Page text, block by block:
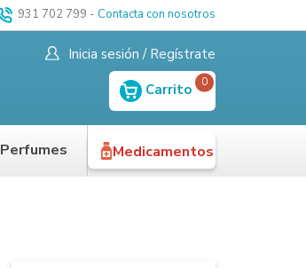
931 702 799 - Contacta con nosotros
Inicia sesión / Regístrate
Carrito 0
Perfumes Medicamentos